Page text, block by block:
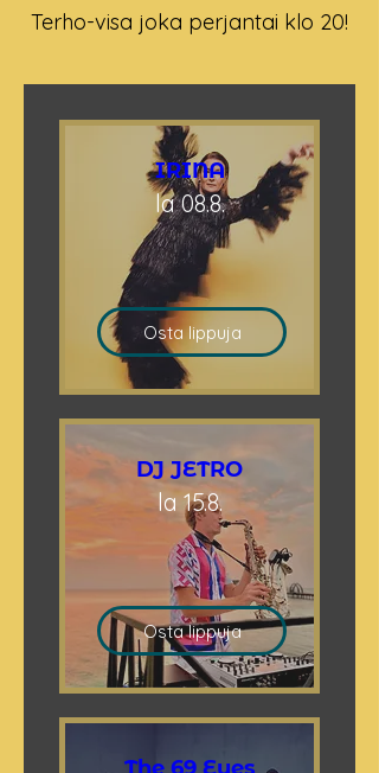
Terho-visa joka perjantai klo 20!
IRINA
la 08.8.
Osta lippuja
DJ JETRO
la 15.8.
Osta lippuja